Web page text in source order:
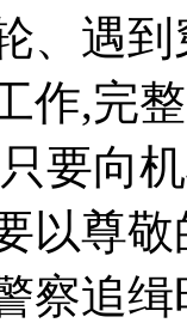
、遇
作,完
要向
以尊
察追